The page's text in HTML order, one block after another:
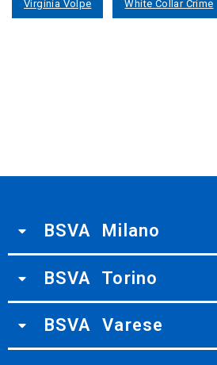
Virginia Volpe White Collar Crime
BSVA Milano
BSVA Torino
BSVA Varese